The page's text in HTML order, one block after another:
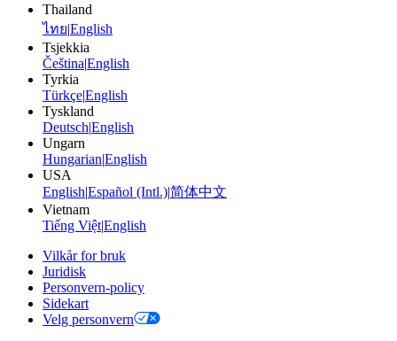
Thailand
ไทย|English
Tsjekkia
Čeština|English
Tyrkia
Türkçe|English
Tyskland
Deutsch|English
Ungarn
Hungarian|English
USA
English|Español (Intl.)|简体中文
Vietnam
Tiếng Việt|English
Vilkår for bruk
Juridisk
Personvern-policy
Sidekart
Velg personvern